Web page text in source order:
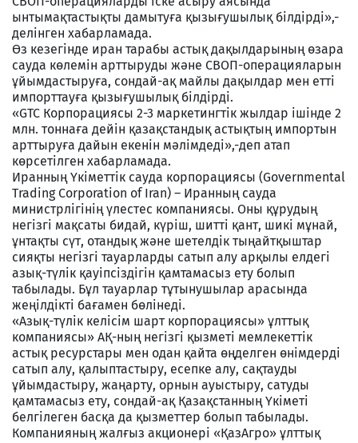
ынтымақтастықты дамытуға қызығушылық білдірді»,-
делінген хабарламада.
Өз кезегінде иран тарабы астық дақылдарының өзара
сауда көлемін арттыруды және СВОП-операцияларын
ұйымдастыруға, сондай-ақ майлы дақылдар мен етті
импорттауға қызығушылық білдірді.
«GTC Корпорациясы 2-3 маркетингтік жылдар ішінде 2
млн. тоннаға дейін қазақстандық астықтың импортын
арттыруға дайын екенін мәлімдеді»,-деп атап
көрсетілген хабарламада.
Иранның Үкіметтік сауда корпорациясы (Governmental
Trading Corporation of Iran) – Иранның сауда
министрлігінің үлестес компаниясы. Оны құрудың
негізгі мақсаты бидай, күріш, шитті қант, шикі мұнай,
ұнтақты сүт, отандық және шетелдік тыңайтқыштар
сияқты негізгі тауарларды сатып алу арқылы елдегі
азық-түлік қауіпсіздігін қамтамасыз ету болып
табылады. Бұл тауарлар тұтынушылар арасында
жеңілдікті бағамен бөлінеді.
«Азық-түлік келісім шарт корпорациясы» ұлттық
компаниясы» АҚ-ның негізгі қызметі мемлекеттік
астық ресурстары мен одан қайта өңделген өнімдерді
сатып алу, қалыптастыру, есепке алу, сақтауды
ұйымдастыру, жаңарту, орнын ауыстыру, сатуды
қамтамасыз ету, сондай-ақ Қазақстанның Үкіметі
белгілеген басқа да қызметтер болып табылады.
Компанияның жалғыз акционері «ҚазАгро» ұлттық